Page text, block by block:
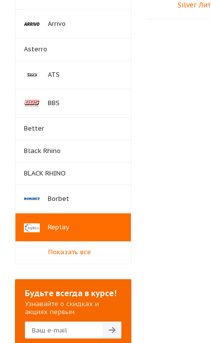
Silver
Arrivo
Asterro
ATS
BBS
Better
Black Rhino
BLACK RHINO
Borbet
Replay
Показать все
Будьте всегда в курсе!
Узнавайте о скидках и
акциях первым